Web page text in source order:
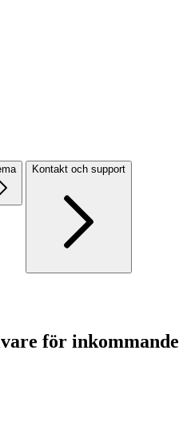
Kontakt och support
för inkommande